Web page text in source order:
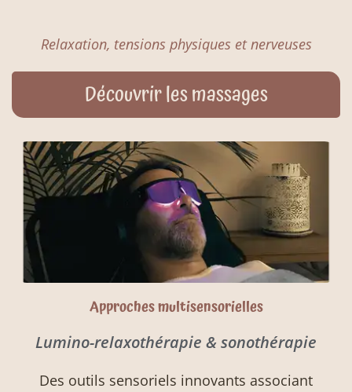
Relaxation, tensions physiques et nerveuses
Découvrir les massages
Approches multisensorielles
Lumino-relaxothérapie & sonothérapie
Des outils sensoriels innovants associant